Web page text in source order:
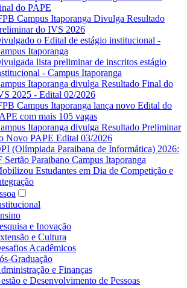
do PAPE
Campus Itaporanga Divulga Resultado
do IVS 2026
o Edital de estágio institucional -
Itaporanga
lista preliminar de inscritos estágio
- Campus Itaporanga
Itaporanga divulga Resultado Final do
2025 - Edital 02/2026
Campus Itaporanga lança novo Edital do
com mais 105 vagas
Itaporanga divulga Resultado Preliminar
Novo PAPE Edital 03/2026
(Olímpiada Paraibana de Informática) 2026:
Sertão Paraibano Campus Itaporanga
Estudantes em Dia de Competição e
e Inovação
e Cultura
Acadêmicos
Graduação
e Finanças
e Desenvolvimento de Pessoas